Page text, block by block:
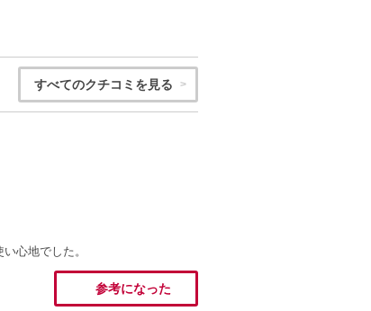
すべてのクチコミを見る
心地でした。
参考になった